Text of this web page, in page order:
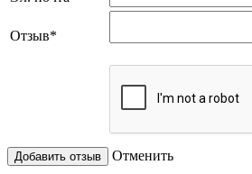
Отзыв*
Отменить